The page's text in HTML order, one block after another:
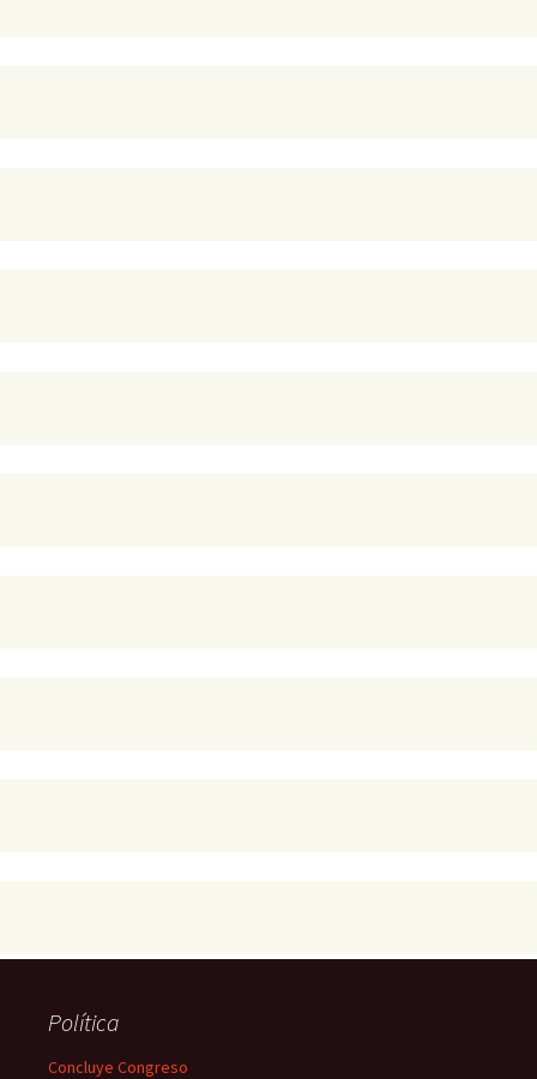
Política
Concluye Congreso